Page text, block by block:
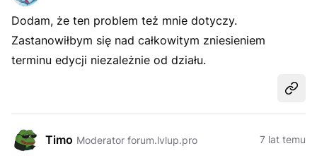
Dodam, że ten problem też mnie dotyczy.
Zastanowiłbym się nad całkowitym zniesieniem
terminu edycji niezależnie od działu.
Timo Moderator forum.lvlup.pro 7 lat temu